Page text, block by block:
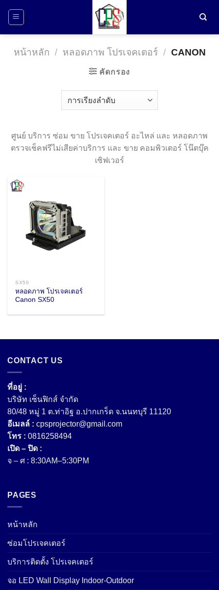
หน้าหลัก / หลอดภาพ โปรเจคเตอร์ / CANON
คัดกรอง
ศูนย์ บริการ ซ่อม ขาย โปรเจคเตอร์ อะไหล่ และ หลอดภาพ
ตรวจเช็คฟรีไม่เสียค่าบริการ และ ขาย คอมพิวเตอร์ โน๊ตบุ๊ค
เซิฟเวอร์
SX50
หลอดภาพ โปรเจคเตอร์
Canon SX50
CONTACT US
ที่อยู่ :
บริษัท เซ็นฟิกส์ จํากัด
80/48 หมู่ 1 ต.ท่าอิฐ อ.ปากเกร็ด จ.นนทบุรี 11120
อีเมลล์ : cpsprojector@gmail.com
โทร : 0816258494
เปิด – ปิด :
จ – ศ : 8:30AM–5:30PM
PAGES
หน้าหลัก
ซ่อมโปรเจคเตอร์
บริการติดตั้ง โปรเจคเตอร์
จอ LED Wall Display Indoor-Outdoor